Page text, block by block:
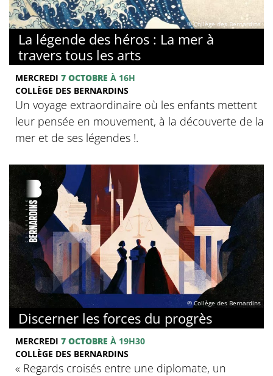
© Collège des Bernardins
La légende des héros : La mer à
travers tous les arts
MERCREDI 7 OCTOBRE À 16H
COLLÈGE DES BERNARDINS
Un voyage extraordinaire où les enfants mettent
leur pensée en mouvement, à la découverte de la
mer et de ses légendes !.
© Collège des Bernardins
Discerner les forces du progrès
MERCREDI 7 OCTOBRE À 19H30
COLLÈGE DES BERNARDINS
‍« Regards croisés entre une diplomate, un